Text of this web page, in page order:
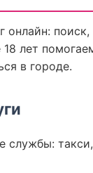
онлайн: поиск,
лет
в городе.
службы: